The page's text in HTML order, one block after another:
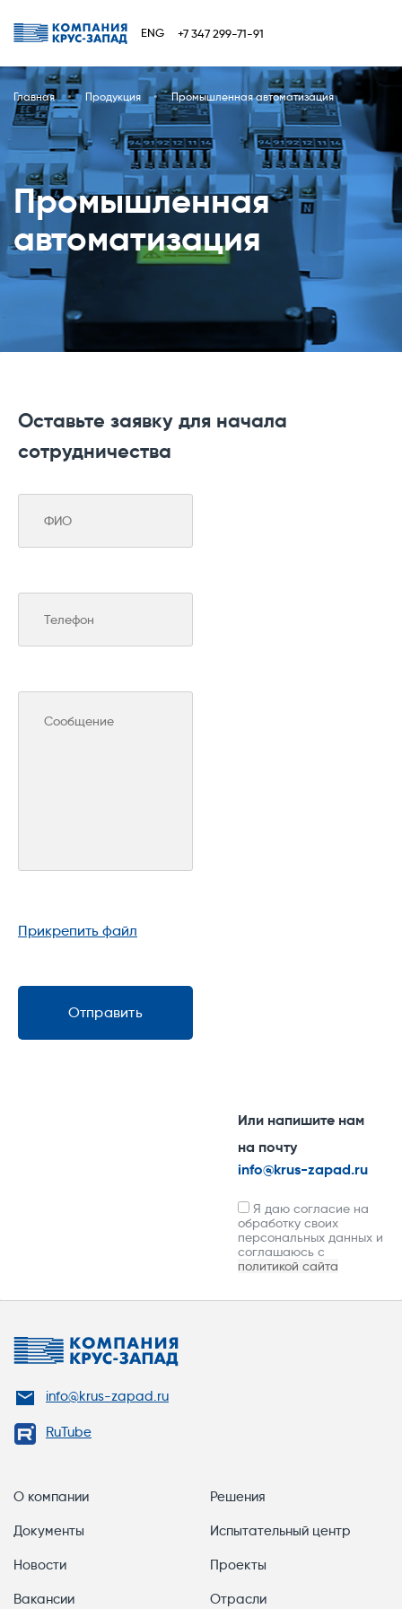
ENG +7 347 299-71-91
Главная Продукция Промышленная автоматизация
Промышленная
автоматизация
Оставьте заявку для начала
сотрудничества
Прикрепить файл
Отправить
Или напишите нам
на почту
info@krus-zapad.ru
Я даю согласие на
обработку своих
персональных данных и
соглашаюсь с
политикой сайта
info@krus-zapad.ru
RuTube
О компании
Документы
Новости
Вакансии
Решения
Испытательный центр
Проекты
Отрасли